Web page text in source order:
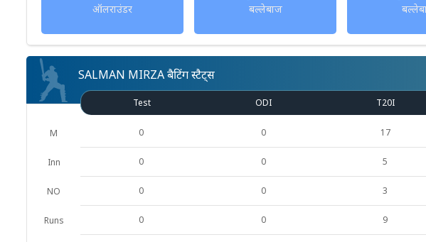
ऑलराउंडर बल्लेबाज
SALMAN MIRZA बैटिंग स्टैट्स
M
Inn
NO
Runs
Test ODI T20I
0 0 17
0 0 5
0 0 3
0 0 9